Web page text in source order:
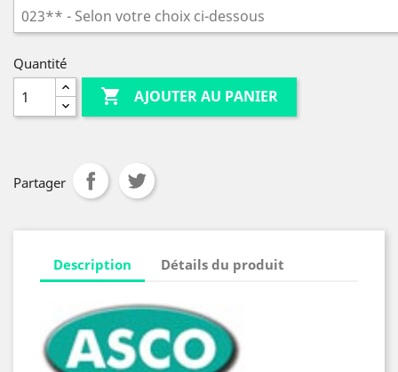
Quantité
 AJOUTER AU PANIER
Partager
Description Détails du produit